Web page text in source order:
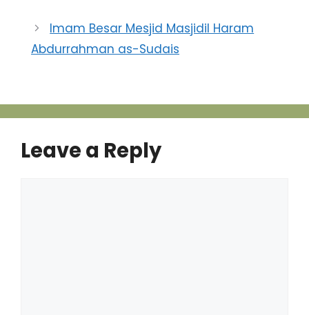
Imam Besar Mesjid Masjidil Haram
Abdurrahman as-Sudais
Leave a Reply